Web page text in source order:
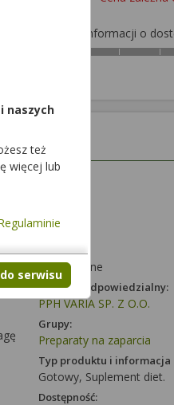
Brak informacji o
Dawka:
tabletki
Działanie:
Wewnętrzne
Podmiot odpowiedzialny:
PPH VARIA SP. Z O.O.
Grupy:
Preparaty na zaparcia
Typ produktu i
Gotowy, Suplement diet.
Dostępność:
naszych
też
więcej lub
serwisu